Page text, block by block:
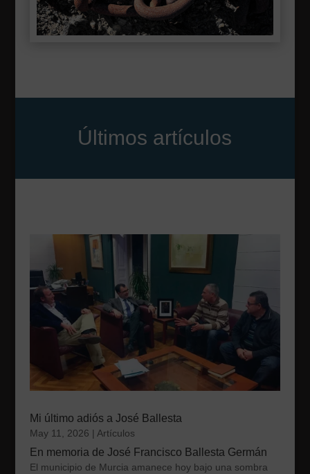
Últimos artículos
Mi último adiós a José Ballesta
May 11, 2026 | Artículos
En memoria de José Francisco Ballesta Germán
El municipio de Murcia amanece hoy bajo una sombra